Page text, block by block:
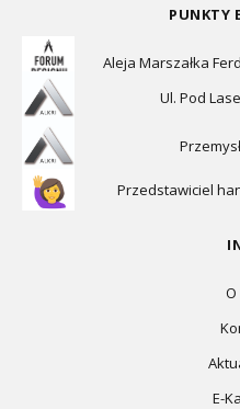
PUNKTY
Aleja Marszałka
Ul. Pod
Przedstawiciel
O
E-